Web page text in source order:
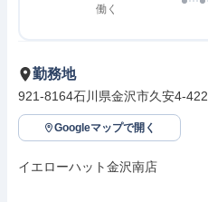
働く
勤務地
921-8164石川県金沢市久安4-422
Googleマップで開く
イエローハット金沢南店